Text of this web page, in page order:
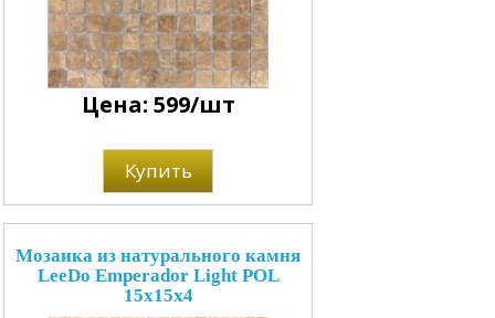
Цена: 599/шт
Купить
Мозаика из натурального камня
LeeDo Emperador Light POL
15x15x4